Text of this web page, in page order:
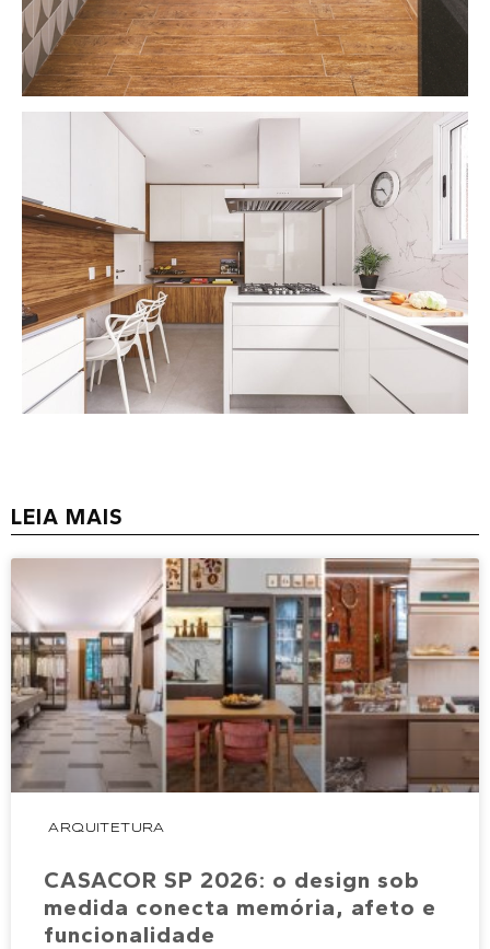
LEIA MAIS
ARQUITETURA
CASACOR SP 2026: o design sob
medida conecta memória, afeto e
funcionalidade